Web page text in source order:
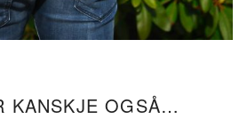
KANSKJE OGSÅ…